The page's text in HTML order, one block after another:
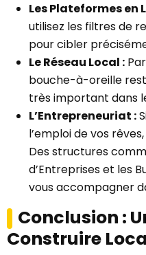
Les Plateformes en
utilisez les filtres de
pour cibler
Le Réseau Local :
bouche-à-oreille
très important dans
L’Entrepreneuriat :
l’emploi de vos
Des structures
d’Entreprises et les
vous accompagner
Conclusion :
Construire